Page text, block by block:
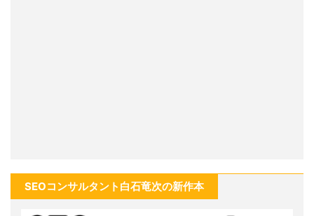
SEOコンサルタント白石竜次の新作本